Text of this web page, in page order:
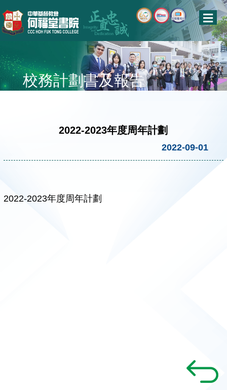
校務計劃書及報告
2022-2023年度周年計劃
2022-09-01
2022-2023年度周年計劃